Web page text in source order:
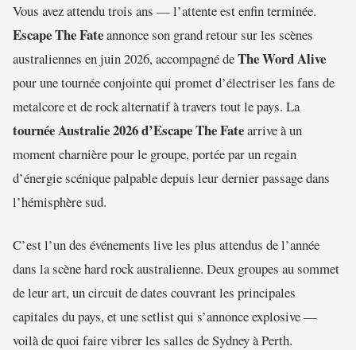
Vous avez attendu trois ans — l’attente est enfin terminée.
Escape The Fateannonce son grand retour sur les scènes
australiennes en juin 2026, accompagné deThe Word Alive
pour une tournée conjointe qui promet d’électriser les fans de
metalcore et de rock alternatif à travers tout le pays. La
tournée Australie 2026 d’Escape The Fatearrive à un
moment charnière pour le groupe, portée par un regain
d’énergie scénique palpable depuis leur dernier passage dans
l’hémisphère sud.
C’est l’un des événements live les plus attendus de l’année
dans la scène hard rock australienne. Deux groupes au sommet
de leur art, un circuit de dates couvrant les principales
capitales du pays, et une setlist qui s’annonce explosive —
voilà de quoi faire vibrer les salles de Sydney à Perth.